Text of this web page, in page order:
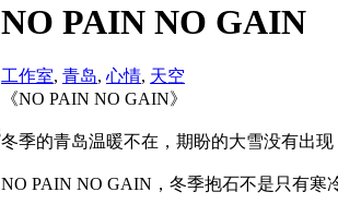
NO PAIN NO GAIN
工作室, 青岛, 心情, 天空
《NO PAIN NO GAIN》
冬季的青岛温暖不在，期盼的大雪没有出
NO PAIN NO GAIN，冬季抱石不是只有寒